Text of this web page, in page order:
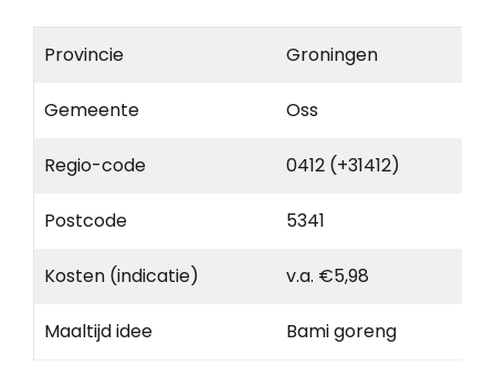
Provincie Groningen
Gemeente Oss
Regio-code 0412 (+31412)
Postcode 5341
Kosten (indicatie) v.a. €5,98
Maaltijd idee Bami goreng